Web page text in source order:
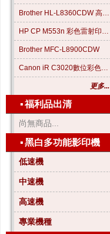
Brother HL-L8360CDW 高效彩色雷射印表機
HP CP M553n 彩色雷射印表機
Brother MFC-L8900CDW
Canon iR C3020數位彩色影印機
更多...
▪福利品出清
尚無商品...
▪黑白多功能影印機
低速機
中速機
高速機
專業機種